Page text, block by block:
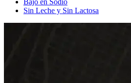
Sin Leche y Sin Lactosa